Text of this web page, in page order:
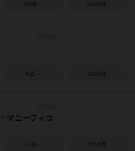
10歳～ 2022年
6歳～ 2024年
マニーフィコ
12歳～ 2016年